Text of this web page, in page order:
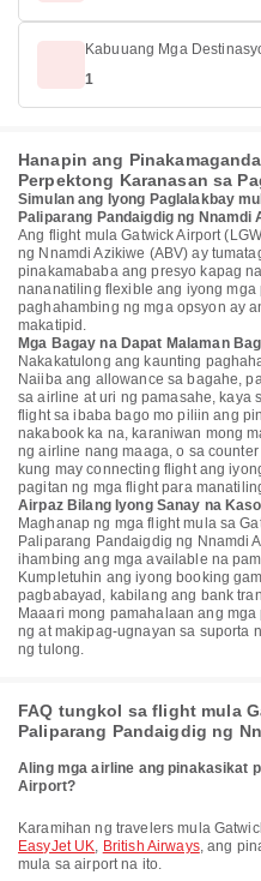
Kabuuang Mga
1
Hanapin ang
Perpektong Karanasan sa
Simulan ang Iyong Paglalakbay
Paliparang Pandaigdig ng Nnamdi
Ang flight mula Gatwick Airport
ng Nnamdi Azikiwe (ABV) ay
pinakamababa ang presyo kapag
nananatiling flexible ang iyong mga
paghahambing ng mga opsyon ay
makatipid.
Mga Bagay na Dapat Malaman
Nakakatulong ang kaunting
Naiiba ang allowance sa bagahe,
sa airline at uri ng pamasahe, kaya
flight sa ibaba bago mo piliin ang
nakabook ka na, karaniwan mong
ng airline nang maaga, o sa
kung may connecting flight ang
pagitan ng mga flight para
Airpaz Bilang Iyong Sanay na
Maghanap ng mga flight mula sa
Paliparang Pandaigdig ng Nnamdi
ihambing ang mga available na
Kumpletuhin ang iyong booking
pagbabayad, kabilang ang bank
Maaari mong pamahalaan ang
ng at makipag-ugnayan sa suporta
ng tulong.
FAQ tungkol sa flight mula
Paliparang Pandaigdig ng
Aling mga airline ang pinakasikat
Airport?
Karamihan ng travelers mula
EasyJet UK, British Airways, ang
mula sa airport na ito.